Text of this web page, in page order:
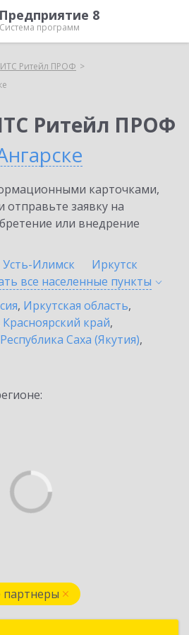
8
Система программ
ИТС Ритейл ПРОФ
Ритейл ПРОФ
карточками,
отправьте заявку на
или внедрение
Усть-Илимск
Иркутск
все населенные пункты
, Иркутская область,
Красноярский край,
Республика Саха (Якутия),